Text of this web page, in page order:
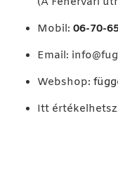
Mobil: 06-70-
Email:
Webshop:
Itt